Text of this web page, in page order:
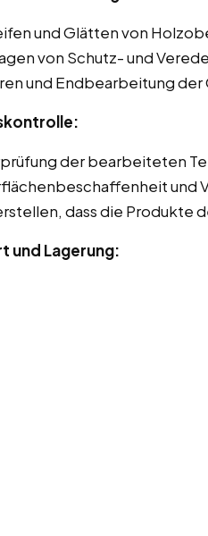
und Glätten von
von Schutz- und
und Endbearbeitung
der bearbeiteten
und
dass die Produkte
und Lagerung: